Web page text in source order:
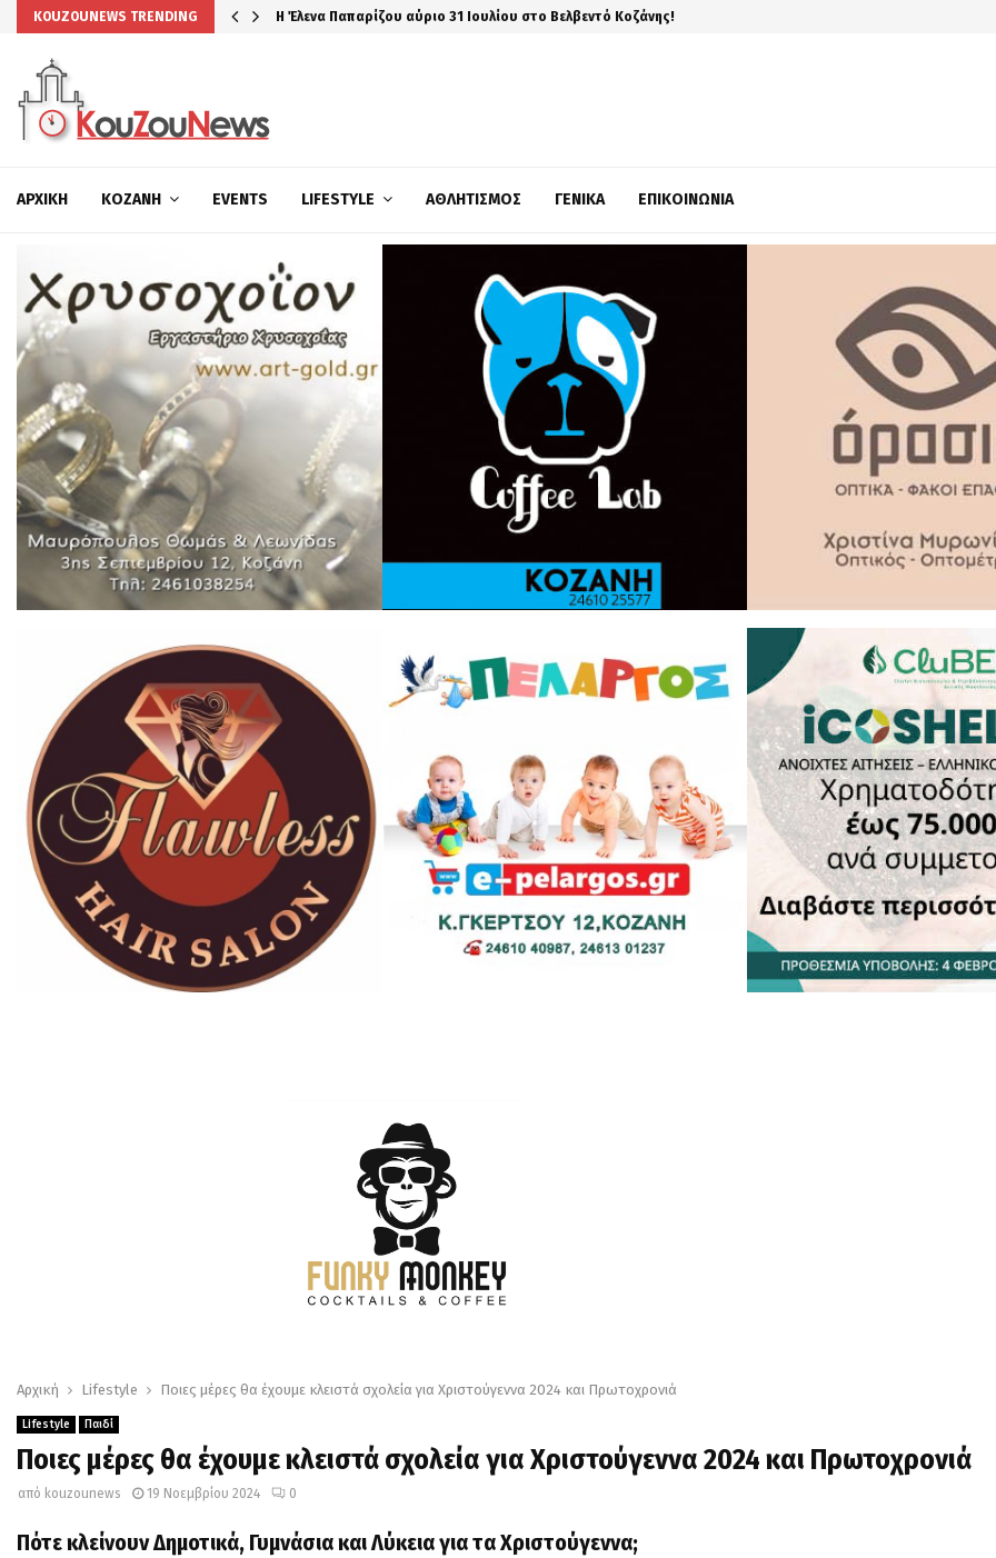
KOUZOUNEWS TRENDING Η Έλενα Παπαρίζου αύριο 31 Ιουλίου στο Βελβεντό Κοζάνης!
ΑΡΧΙΚΉ ΚΟΖΆΝΗ EVENTS LIFESTYLE ΑΘΛΗΤΙΣΜΌΣ ΓΕΝΙΚΆ ΕΠΙΚΟΙΝΩΝΊΑ
Αρχική Lifestyle Ποιες μέρες θα έχουμε κλειστά σχολεία για Χριστούγεννα 2024 και Πρωτοχρονιά
Lifestyle Παιδί
Ποιες μέρες θα έχουμε κλειστά σχολεία για Χριστούγεννα 2024 και Πρωτοχρονιά
από kouzounews 19 Νοεμβρίου 2024 0
Πότε κλείνουν Δημοτικά, Γυμνάσια και Λύκεια για τα Χριστούγεννα;